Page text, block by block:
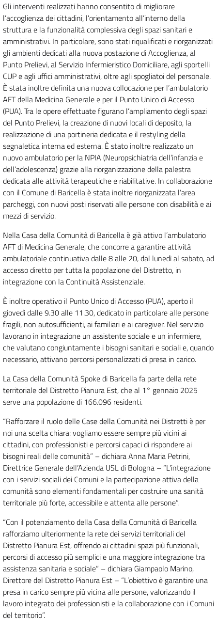
Gli interventi realizzati hanno consentito di migliorare
l’accoglienza dei cittadini, l’orientamento all’interno della
struttura e la funzionalità complessiva degli spazi sanitari e
amministrativi. In particolare, sono stati riqualificati e riorganizzati
gli ambienti dedicati alla nuova postazione di Accoglienza, al
Punto Prelievi, al Servizio Infermieristico Domiciliare, agli sportelli
CUP e agli uffici amministrativi, oltre agli spogliatoi del personale.
È stata inoltre definita una nuova collocazione per l’ambulatorio
AFT della Medicina Generale e per il Punto Unico di Accesso
(PUA). Tra le opere effettuate figurano l’ampliamento degli spazi
del Punto Prelievi, la creazione di nuovi locali di deposito, la
realizzazione di una portineria dedicata e il restyling della
segnaletica interna ed esterna. È stato inoltre realizzato un
nuovo ambulatorio per la NPIA (Neuropsichiatria dell’infanzia e
dell’adolescenza) grazie alla riorganizzazione della palestra
dedicata alle attività terapeutiche e riabilitative. In collaborazione
con il Comune di Baricella è stata inoltre riorganizzata l’area
parcheggi, con nuovi posti riservati alle persone con disabilità e ai
mezzi di servizio.
Nella Casa della Comunità di Baricella è già attivo l’ambulatorio
AFT di Medicina Generale, che concorre a garantire attività
ambulatoriale continuativa dalle 8 alle 20, dal lunedì al sabato, ad
accesso diretto per tutta la popolazione del Distretto, in
integrazione con la Continuità Assistenziale.
È inoltre operativo il Punto Unico di Accesso (PUA), aperto il
giovedì dalle 9.30 alle 11.30, dedicato in particolare alle persone
fragili, non autosufficienti, ai familiari e ai caregiver. Nel servizio
lavorano in integrazione un assistente sociale e un infermiere,
che valutano congiuntamente i bisogni sanitari e sociali e, quando
necessario, attivano percorsi personalizzati di presa in carico.
La Casa della Comunità Spoke di Baricella fa parte della rete
territoriale del Distretto Pianura Est, che al 1° gennaio 2025
serve una popolazione di 166.096 residenti.
“Rafforzare il ruolo delle Case della Comunità nei Distretti è per
noi una scelta chiara: vogliamo essere sempre più vicini ai
cittadini, con professionisti e percorsi capaci di rispondere ai
bisogni reali delle comunità” – dichiara Anna Maria Petrini,
Direttrice Generale dell’Azienda USL di Bologna – “L’integrazione
con i servizi sociali dei Comuni e la partecipazione attiva della
comunità sono elementi fondamentali per costruire una sanità
territoriale più forte, accessibile e attenta alle persone”.
“Con il potenziamento della Casa della Comunità di Baricella
rafforziamo ulteriormente la rete dei servizi territoriali del
Distretto Pianura Est, offrendo ai cittadini spazi più funzionali,
percorsi di accesso più semplici e una maggiore integrazione tra
assistenza sanitaria e sociale” – dichiara Giampaolo Marino,
Direttore del Distretto Pianura Est – “L’obiettivo è garantire una
presa in carico sempre più vicina alle persone, valorizzando il
lavoro integrato dei professionisti e la collaborazione con i Comuni
del territorio”.